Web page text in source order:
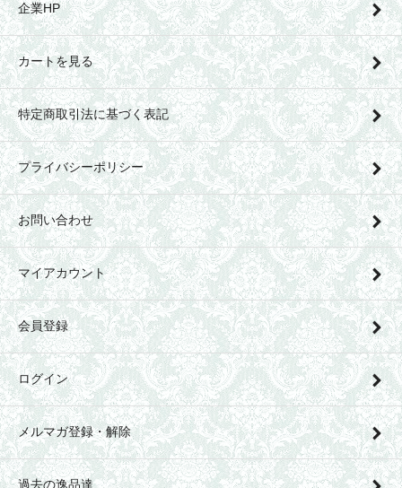
企業HP
カートを見る
特定商取引法に基づく表記
プライバシーポリシー
お問い合わせ
マイアカウント
会員登録
ログイン
メルマガ登録・解除
過去の逸品達